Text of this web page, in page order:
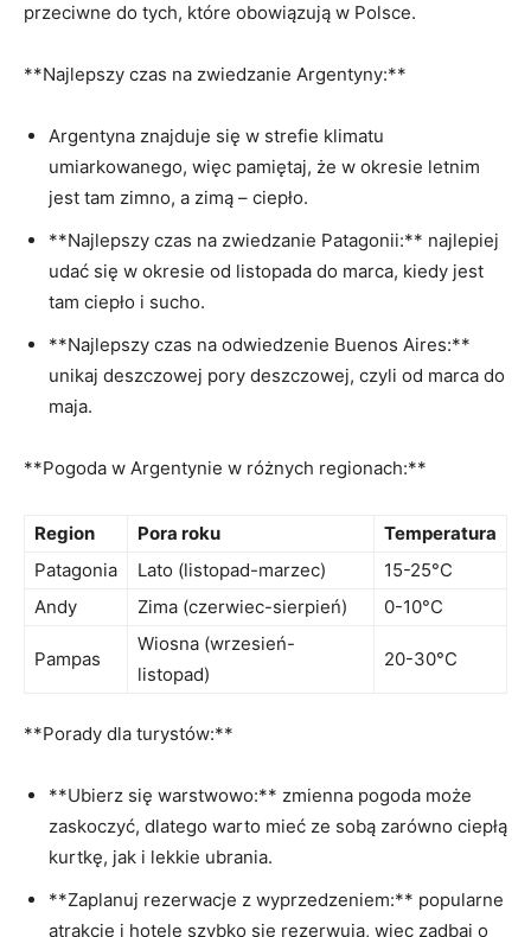
przeciwne do tych,⁤ które obowiązują w​ Polsce.
**Najlepszy czas na zwiedzanie Argentyny:**
Argentyna znajduje się w strefie ⁣klimatu
umiarkowanego, więc pamiętaj, że w okresie letnim
jest tam zimno, a zimą – ciepło.
**Najlepszy ​czas na zwiedzanie Patagonii:** najlepiej
udać‌ się w okresie od listopada do marca,⁤ kiedy jest
tam ciepło i sucho.
**Najlepszy czas na odwiedzenie Buenos⁤ Aires:**
unikaj‍ deszczowej pory ‍deszczowej, czyli od ‍marca do
maja.
**Pogoda w Argentynie⁣ w różnych regionach:**
Region Pora roku
Temperatura
Patagonia
Lato ⁤(listopad-marzec)
15-25°C
Andy
Zima (czerwiec-sierpień) 0-10°C
Pampas
Wiosna (wrzesień-
listopad)
20-30°C
**Porady dla turystów:**
**Ubierz się warstwowo:** zmienna ⁢pogoda może
zaskoczyć, dlatego warto mieć ze sobą zarówno ciepłą
kurtkę, jak i lekkie ubrania.
**Zaplanuj rezerwacje z wyprzedzeniem:** popularne
atrakcje‍ i hotele ⁤szybko się rezerwują, więc zadbaj o